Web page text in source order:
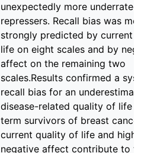
unexpectedly more
repressers. Recall bias was
strongly predicted by current
life on eight scales and by
affect on the remaining two
scales.Results confirmed a
recall bias for an
disease-related quality of life
term survivors of breast
current quality of life and
negative affect contribute to